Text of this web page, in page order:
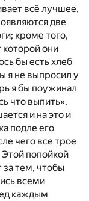
всё лучшее,
две
кроме того,
которой они
бы есть хлеб
я не выпросил у
я бы поужинал
что выпить».
и на это и
подле его
чего все трое
попойкой
за тем, чтобы
всеми
каждым